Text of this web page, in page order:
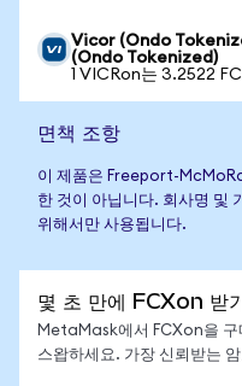
Vicor (Ondo
(Ondo Tokenized)
1 VICRon는 3.2522
면책 조항
이 제품은 Freeport-
한 것이 아닙니다. 회사명 및
위해서만 사용됩니다.
몇 초 만에 FCXon 받
MetaMask에서 FCXon을 구
스왑하세요. 가장 신뢰받는